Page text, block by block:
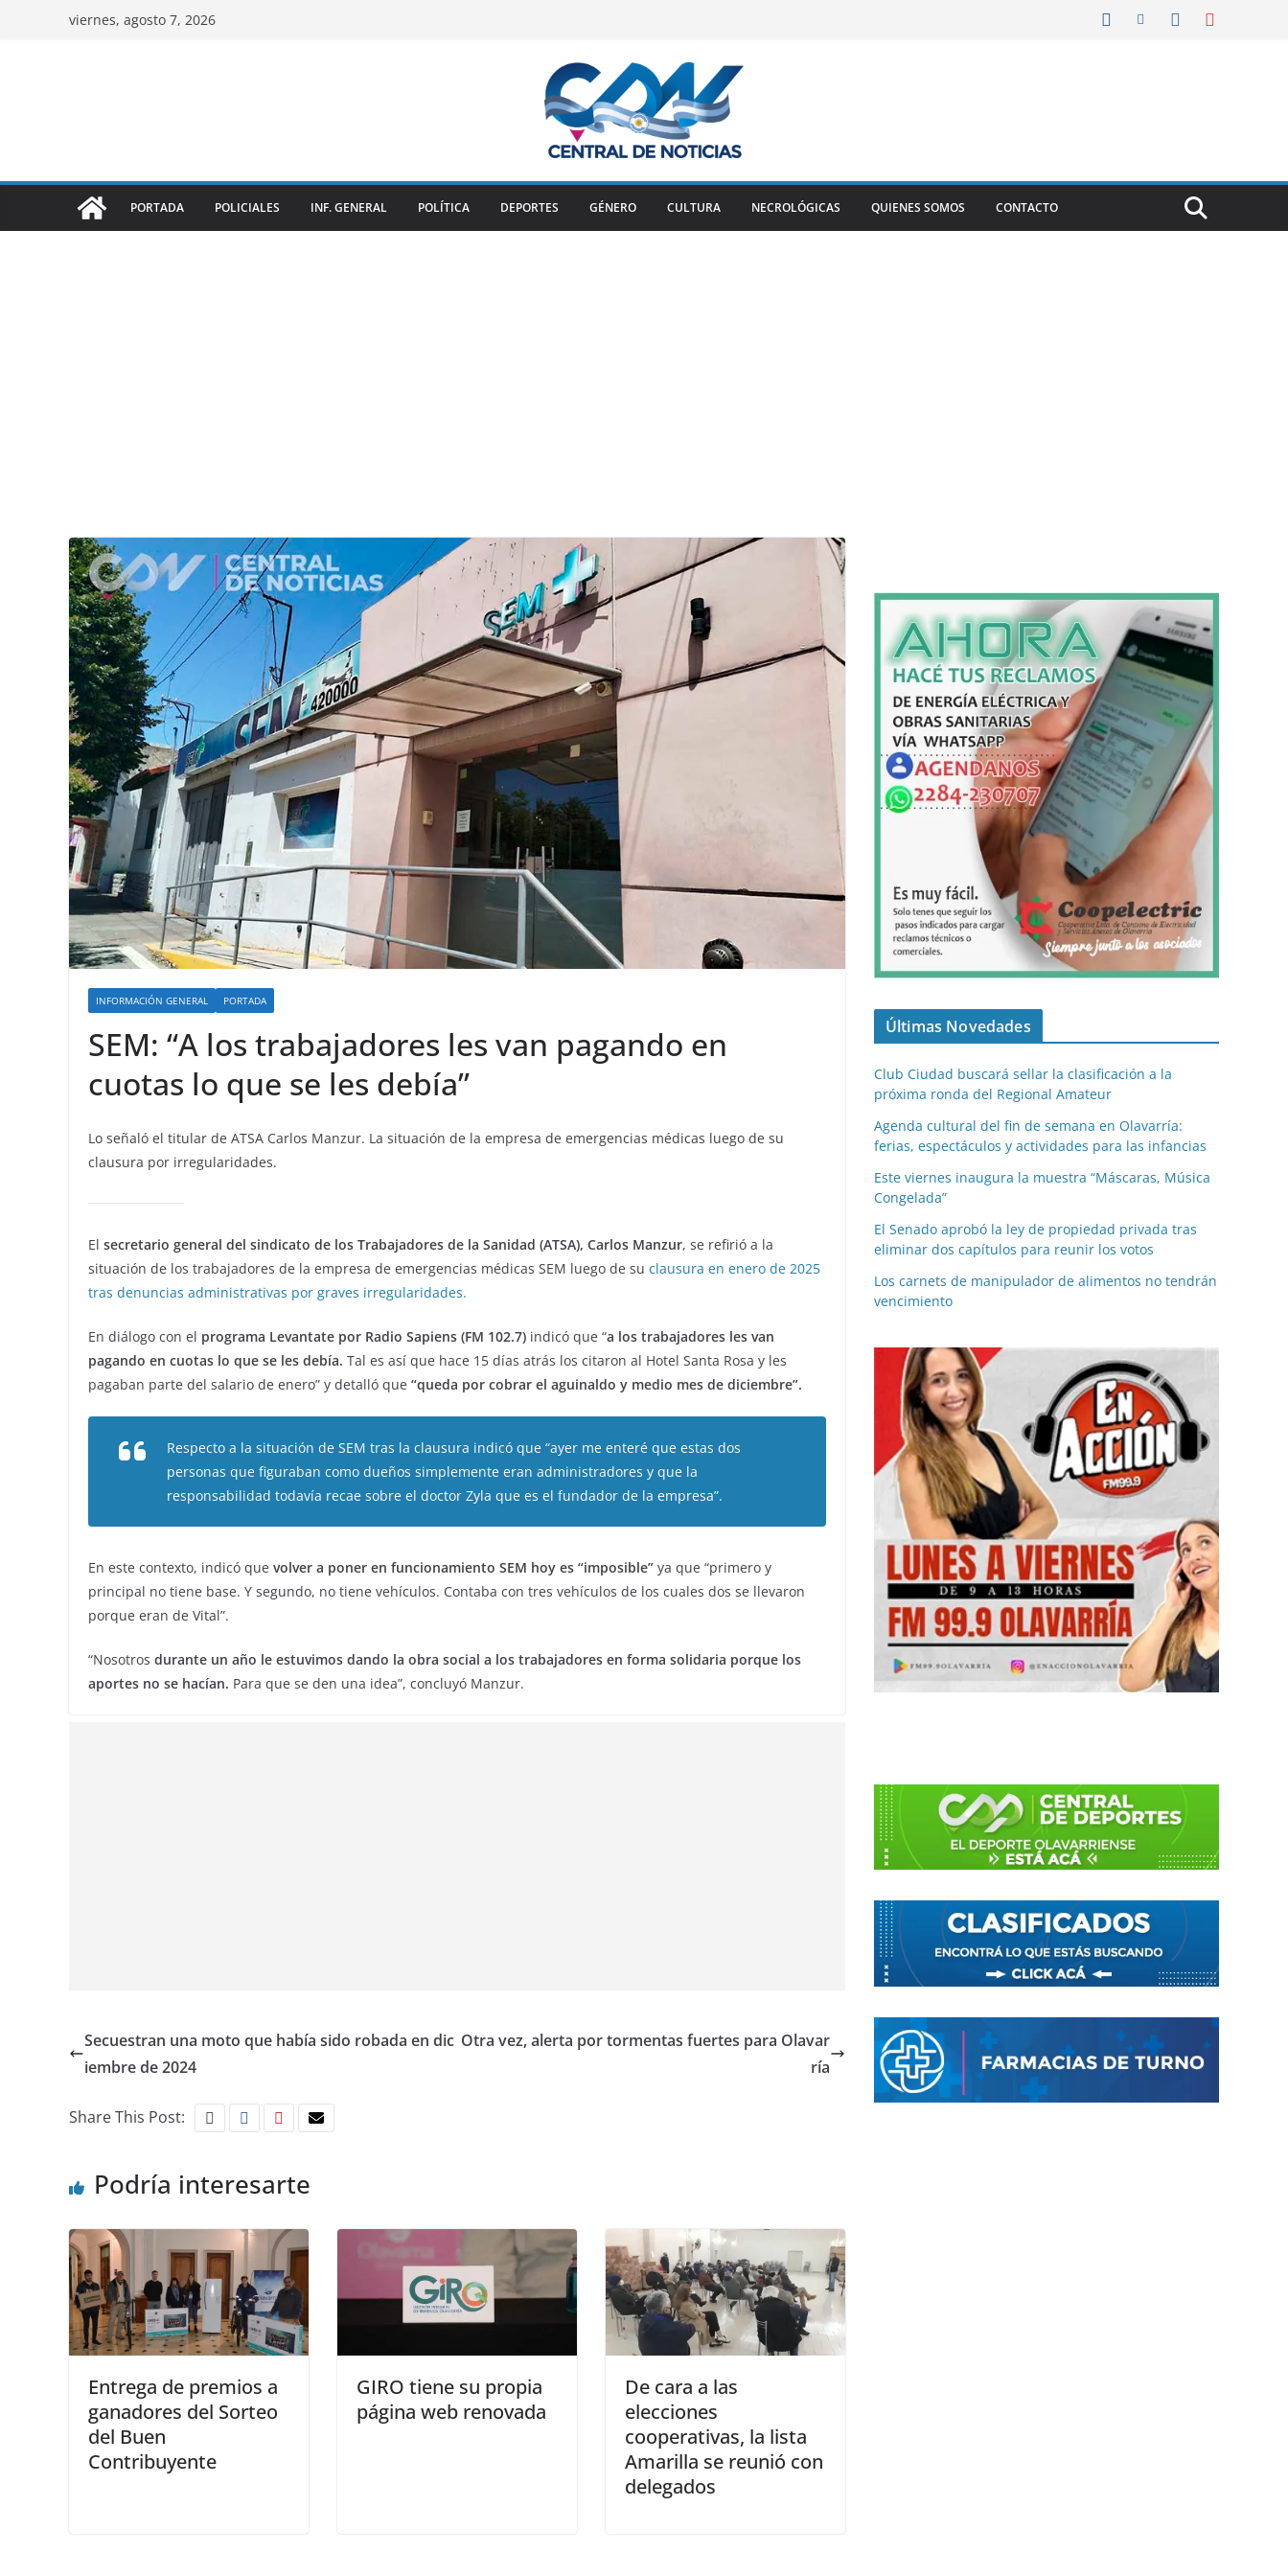
viernes, agosto 7, 2026
PORTADA POLICIALES INF. GENERAL POLÍTICA DEPORTES GÉNERO CULTURA NECROLÓGICAS QUIENES SOMOS CONTACTO
INFORMACIÓN GENERAL PORTADA
SEM: “A los trabajadores les van pagando en
cuotas lo que se les debía”
Lo señaló el titular de ATSA Carlos Manzur. La situación de la empresa de emergencias médicas luego de su
clausura por irregularidades.
El secretario general del sindicato de los Trabajadores de la Sanidad (ATSA), Carlos Manzur, se refirió a la
situación de los trabajadores de la empresa de emergencias médicas SEM luego de su clausura en enero de 2025
tras denuncias administrativas por graves irregularidades.
En diálogo con el programa Levantate por Radio Sapiens (FM 102.7) indicó que “a los trabajadores les van
pagando en cuotas lo que se les debía. Tal es así que hace 15 días atrás los citaron al Hotel Santa Rosa y les
pagaban parte del salario de enero” y detalló que “queda por cobrar el aguinaldo y medio mes de diciembre”.
Respecto a la situación de SEM tras la clausura indicó que “ayer me enteré que estas dos
personas que figuraban como dueños simplemente eran administradores y que la
responsabilidad todavía recae sobre el doctor Zyla que es el fundador de la empresa”.
En este contexto, indicó que volver a poner en funcionamiento SEM hoy es “imposible” ya que “primero y
principal no tiene base. Y segundo, no tiene vehículos. Contaba con tres vehículos de los cuales dos se llevaron
porque eran de Vital”.
“Nosotros durante un año le estuvimos dando la obra social a los trabajadores en forma solidaria porque los
aportes no se hacían. Para que se den una idea”, concluyó Manzur.
Secuestran una moto que había sido robada en dic
iembre de 2024
Otra vez, alerta por tormentas fuertes para Olavar
ría
Share This Post:
Podría interesarte
Entrega de premios a
ganadores del Sorteo
del Buen
Contribuyente
GIRO tiene su propia
página web renovada
De cara a las
elecciones
cooperativas, la lista
Amarilla se reunió con
delegados
Últimas Novedades
Club Ciudad buscará sellar la clasificación a la
próxima ronda del Regional Amateur
Agenda cultural del fin de semana en Olavarría:
ferias, espectáculos y actividades para las infancias
Este viernes inaugura la muestra “Máscaras, Música
Congelada”
El Senado aprobó la ley de propiedad privada tras
eliminar dos capítulos para reunir los votos
Los carnets de manipulador de alimentos no tendrán
vencimiento